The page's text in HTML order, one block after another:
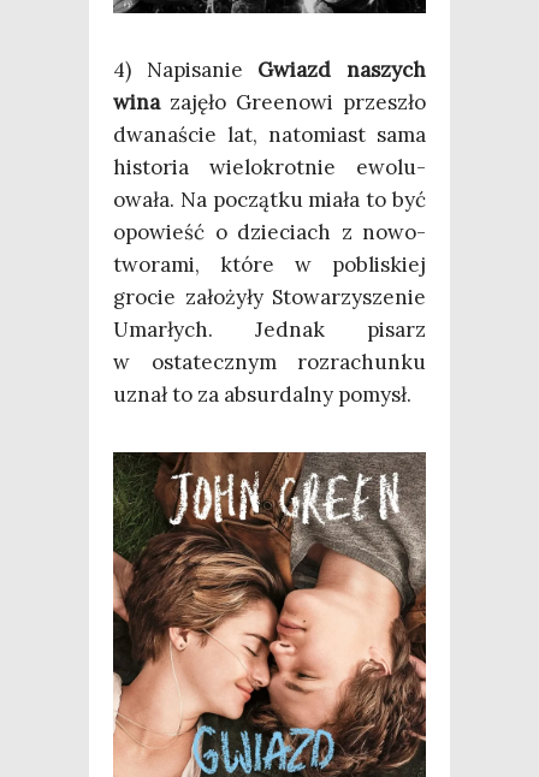
4) Napi­sa­nie Gwiazd naszych
winazaję­ło Gre­eno­wi prze­szło
dwa­na­ście lat, nato­miast sama
histo­ria wie­lo­krot­nie ewo­lu­
owa­ła. Na począt­ku mia­ła to być
opo­wieść o dzie­ciach z nowo­
two­ra­mi, któ­re w pobli­skiej
gro­cie zało­ży­ły Sto­wa­rzy­sze­nie
Umar­łych. Jed­nak pisarz
w osta­tecz­nym roz­ra­chun­ku
uznał to za absur­dal­ny pomysł.